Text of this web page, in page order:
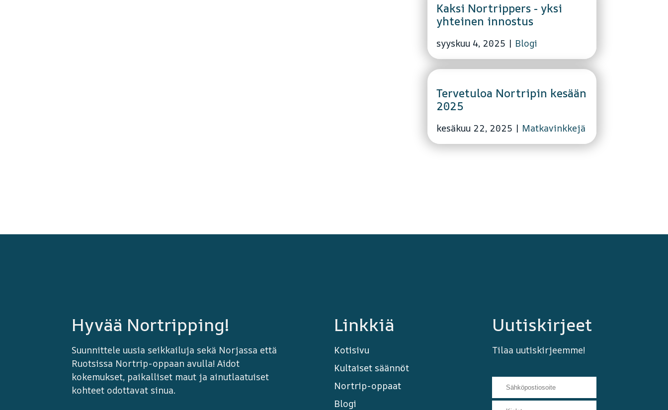
Kaksi Nortrippers - yksi
yhteinen innostus
syyskuu 4, 2025 | Blogi
Tervetuloa Nortripin kesään
2025
kesäkuu 22, 2025 | Matkavinkkejä
Hyvää Nortripping!
Suunnittele uusia seikkailuja sekä Norjassa että
Ruotsissa Nortrip-oppaan avulla! Aidot
kokemukset, paikalliset maut ja ainutlaatuiset
kohteet odottavat sinua.
Linkkiä
Kotisivu
Kultaiset säännöt
Nortrip-oppaat
Blogi
Uutiskirjeet
Tilaa uutiskirjeemme!